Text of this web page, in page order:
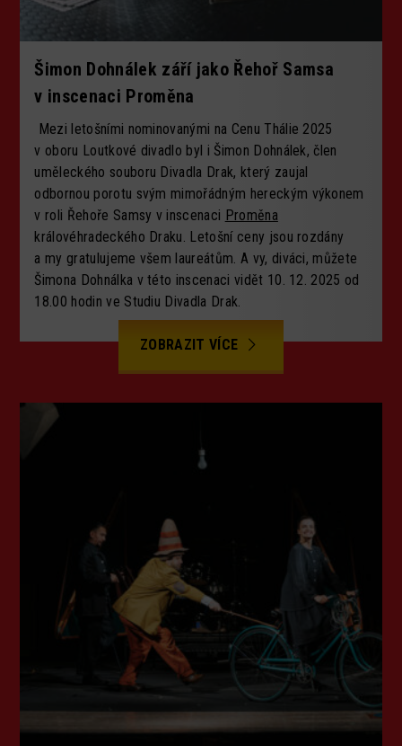
Šimon Dohnálek září jako Řehoř Samsa
v inscenaci Proměna
Mezi letošními nominovanými na Cenu Thálie 2025
v oboru Loutkové divadlo byl i Šimon Dohnálek, člen
uměleckého souboru Divadla Drak, který zaujal
odbornou porotu svým mimořádným hereckým výkonem
v roli Řehoře Samsy v inscenaci Proměna
královéhradeckého Draku. Letošní ceny jsou rozdány
a my gratulujeme všem laureátům. A vy, diváci, můžete
Šimona Dohnálka v této inscenaci vidět 10. 12. 2025 od
18.00 hodin ve Studiu Divadla Drak.
ZOBRAZIT VÍCE